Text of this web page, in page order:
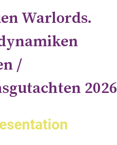
Warlords.
/
2026